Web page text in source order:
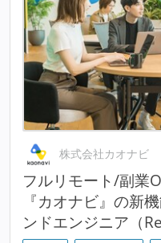
株式会社カオナビ
フルリモート/副業
『カオナビ』の新
ンドエンジニア（